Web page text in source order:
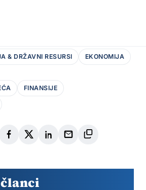
& DRŽAVNI RESURSI EKONOMIJA
FINANSIJE